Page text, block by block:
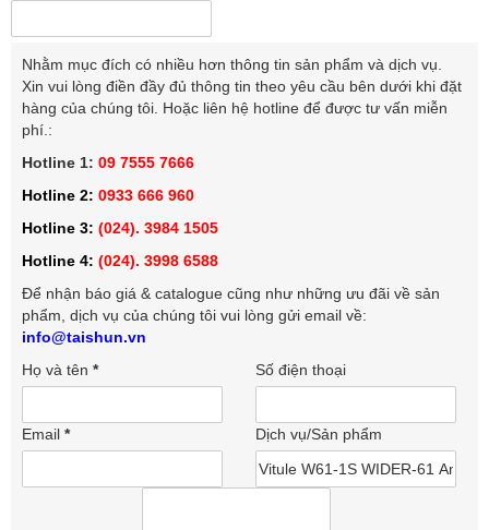
Nhằm mục đích có nhiều hơn thông tin sản phẩm và dịch vụ.
Xin vui lòng điền đầy đủ thông tin theo yêu cầu bên dưới khi đặt
hàng của chúng tôi. Hoặc liên hệ hotline để được tư vấn miễn
phí.:
Hotline 1: 09 7555 7666
Hotline 2: 0933 666 960
Hotline 3: (024). 3984 1505
Hotline 4: (024). 3998 6588
Để nhận báo giá & catalogue cũng như những ưu đãi về sản
phẩm, dịch vụ của chúng tôi vui lòng gửi email về:
info@taishun.vn
Họ và tên * Số điện thoại
Email * Dịch vụ/Sản phẩm